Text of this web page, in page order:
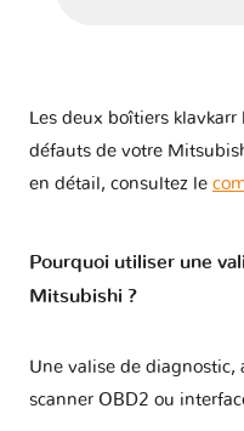
GTO
Galant VIII
Grandis
Les deux boîtiers
défauts de votre
en détail, consultez le
Pourquoi utiliser une
Mitsubishi ?
Une valise de diagnostic,
scanner OBD2 ou